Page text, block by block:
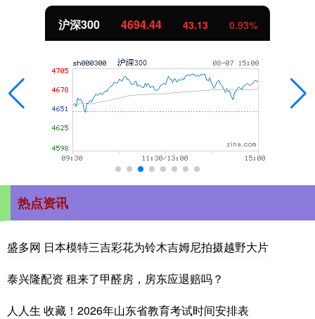
北证50 1134.24 11.37 1.01%
热点资讯
盛多网 日本模特三吉彩花为铃木吉姆尼拍摄越野大片
泰兴隆配资 租来了甲醛房，房东应退赔吗？
人人生 收藏！2026年山东省教育考试时间安排表